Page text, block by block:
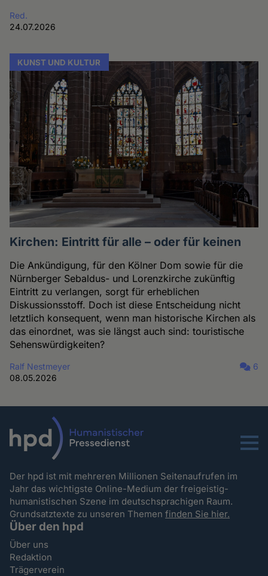
Red.
24.07.2026
KUNST UND KULTUR
Kirchen: Eintritt für alle – oder für keinen
Die Ankündigung, für den Kölner Dom sowie für die
Nürnberger Sebaldus- und Lorenzkirche zukünftig
Eintritt zu verlangen, sorgt für erheblichen
Diskussionsstoff. Doch ist diese Entscheidung nicht
letztlich konsequent, wenn man historische Kirchen als
das einordnet, was sie längst auch sind: touristische
Sehenswürdigkeiten?
Ralf Nestmeyer
08.05.2026
6
Menu
Der hpd ist mit mehreren Millionen Seitenaufrufen im
Jahr das wichtigste Online-Medium der freigeistig-
humanistischen Szene im deutschsprachigen Raum.
Grundsatztexte zu unseren Themenfinden Sie hier.
Über den hpd
Über uns
Redaktion
Trägerverein